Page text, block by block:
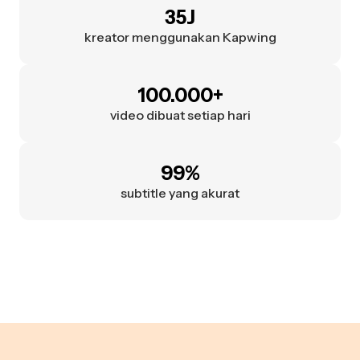
35J
kreator menggunakan Kapwing
100.000+
video dibuat setiap hari
99%
subtitle yang akurat